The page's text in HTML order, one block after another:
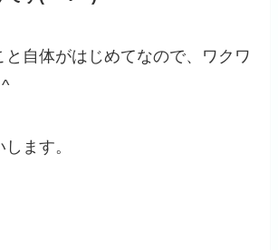
と自体がはじめてなので、ワクワ
ます。